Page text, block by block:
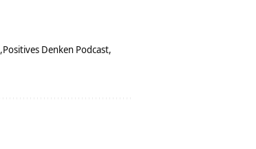
Positives Denken Podcast